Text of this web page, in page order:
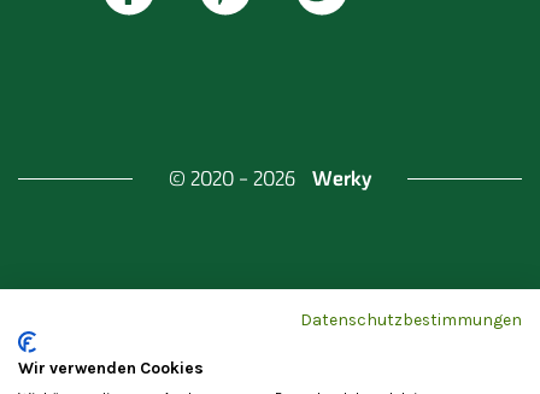
© 2020 - 2026 Werky
Datenschutzbestimmungen
Wir verwenden Cookies